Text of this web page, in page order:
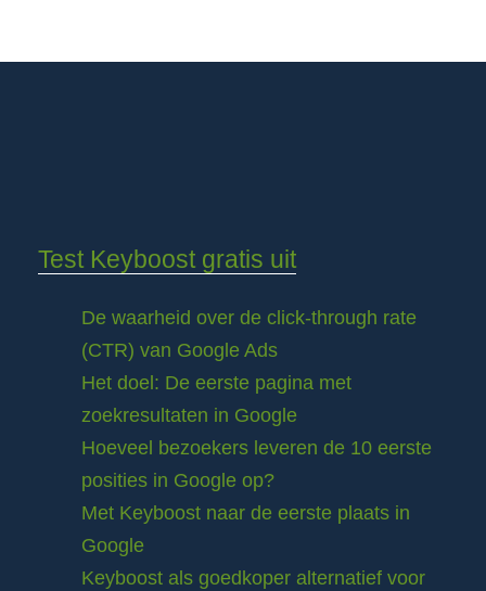
Test Keyboost gratis uit
De waarheid over de click-through rate
(CTR) van Google Ads
Het doel: De eerste pagina met
zoekresultaten in Google
Hoeveel bezoekers leveren de 10 eerste
posities in Google op?
Met Keyboost naar de eerste plaats in
Google
Keyboost als goedkoper alternatief voor